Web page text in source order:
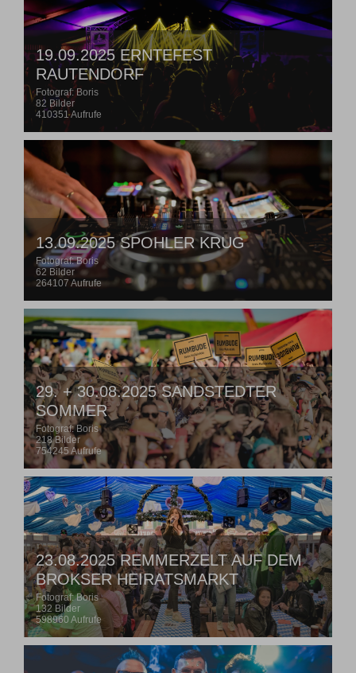
19.09.2025 ERNTEFEST
RAUTENDORF
Fotograf: Boris
82 Bilder
410351 Aufrufe
13.09.2025 SPOHLER KRUG
Fotograf: Boris
62 Bilder
264107 Aufrufe
29. + 30.08.2025 SANDSTEDTER
SOMMER
Fotograf: Boris
218 Bilder
754245 Aufrufe
23.08.2025 REMMERZELT AUF DEM
BROKSER HEIRATSMARKT
Fotograf: Boris
132 Bilder
598960 Aufrufe